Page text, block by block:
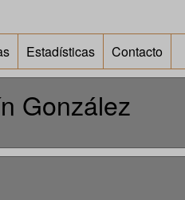
Estadísticas Contacto
González